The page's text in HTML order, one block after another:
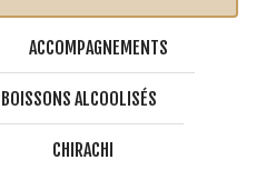
ACCOMPAGNEMENTS
BOISSONS ALCOOLISÉS
CHIRACHI